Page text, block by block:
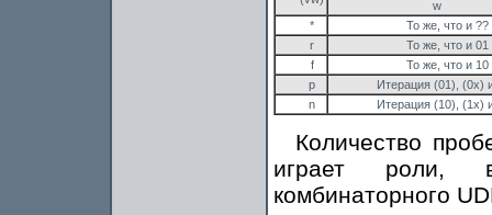
w
*
То же, что и ??
r
То же, что и 01
f
То же, что и 10
p
Итерация (01), (0x)
n
Итерация (10), (1x)
Количество
играет роли,
комбинаторного